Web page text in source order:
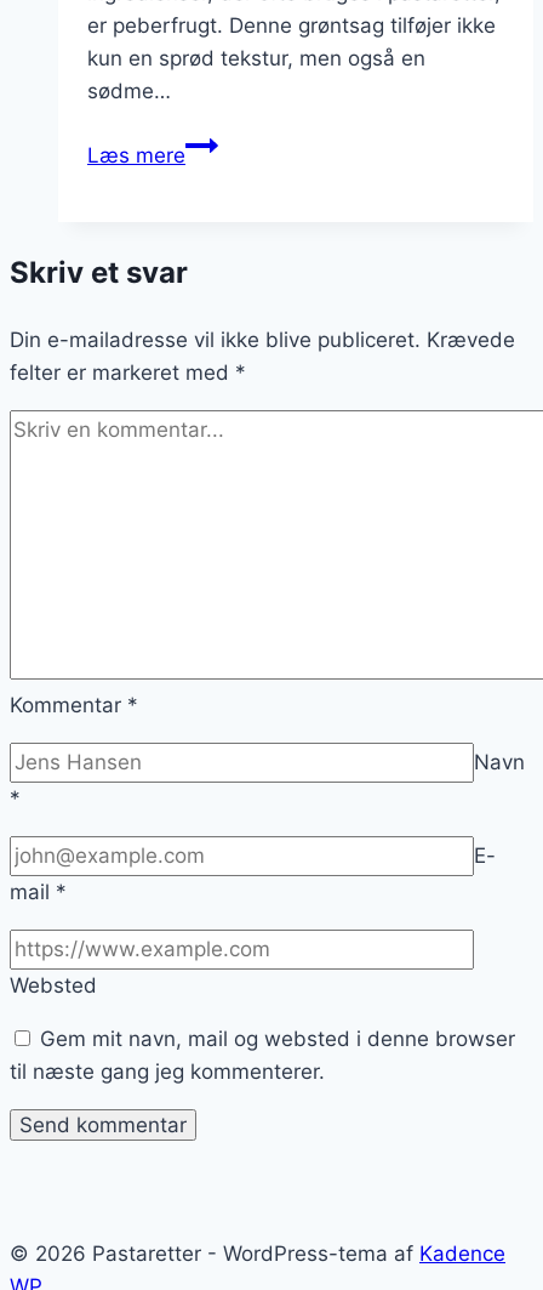
er peberfrugt. Denne grøntsag tilføjer ikke
kun en sprød tekstur, men også en
sødme…
Læs mereFriske
Skriv et svar
Din e-mailadresse vil ikke blive publiceret. Krævede
felter er markeret med *
Kommentar *
Navn
*
E-
mail *
Websted
Gem mit navn, mail og websted i denne browser
til næste gang jeg kommenterer.
© 2026 Pastaretter - WordPress-tema af Kadence